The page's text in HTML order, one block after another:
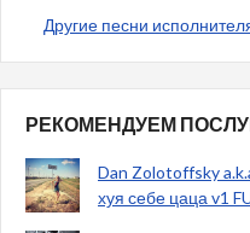
Другие песни
РЕКОМЕНДУЕМ
Dan Zolotoffsky
хуя себе цаца v1